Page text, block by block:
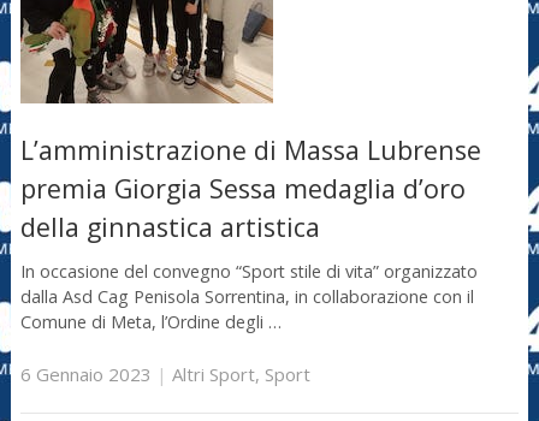
L’amministrazione di Massa Lubrense
premia Giorgia Sessa medaglia d’oro
della ginnastica artistica
In occasione del convegno “Sport stile di vita” organizzato
dalla Asd Cag Penisola Sorrentina, in collaborazione con il
Comune di Meta, l’Ordine degli …
6 Gennaio 2023 | Altri Sport, Sport